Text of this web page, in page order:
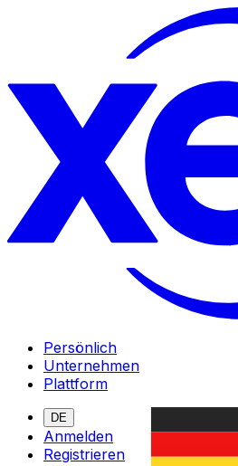
Persönlich
Unternehmen
Plattform
DE
Anmelden
Registrieren